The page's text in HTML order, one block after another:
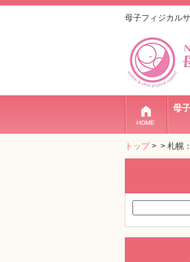
母子フィジカル
母
トップ> > 札幌
索: